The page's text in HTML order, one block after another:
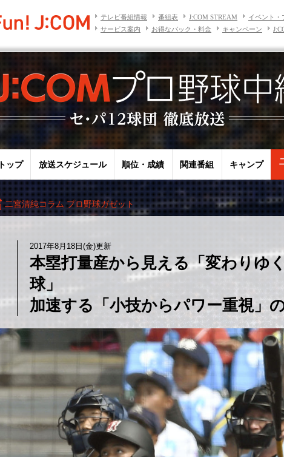
テレビ番組情報 番組表 J:COM STREAM イベント・
サービス案内
お得なパック・料金 キャンペーン
トップ 放送スケジュール 順位・成績 関連番組 キャンプ
二宮清純コラム プロ野球ガゼット
2017年8月18日(金)更新
本塁打量産から見える「変わりゆ
球」
加速する「小技からパワー重視」